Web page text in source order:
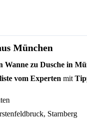
München
Wanne zu Dusche in
vom Experten mit
Starnberg